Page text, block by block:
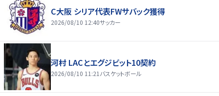
C大阪 シリア代表FWサバック獲得
2026/08/10 12:40サッカー
河村 LACとエグジビット10契約
2026/08/10 11:21 バスケットボール